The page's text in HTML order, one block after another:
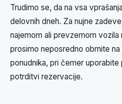
Trudimo se, da na vsa
delovnih dneh. Za nujne
najemom ali prevzemom
prosimo neposredno obrnite
ponudnika, pri čemer
potrditvi rezervacije.